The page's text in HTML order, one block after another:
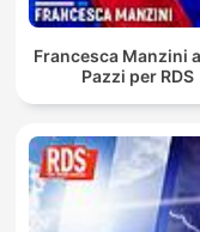
Francesca Manzini
Pazzi per RDS